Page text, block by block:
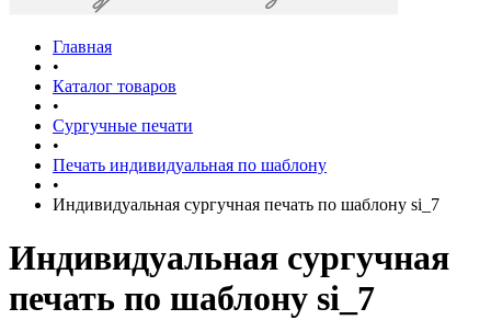
Главная
•
Каталог товаров
•
Сургучные печати
•
Печать индивидуальная по шаблону
•
Индивидуальная сургучная печать по шаблону si_7
Индивидуальная сургучная
печать по шаблону si_7